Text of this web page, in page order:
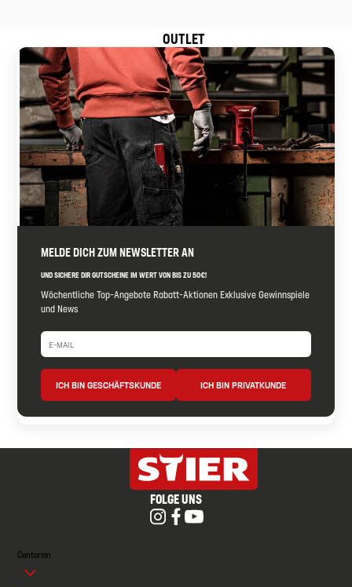
OUTLET
MELDE DICH ZUM NEWSLETTER AN
UND SICHERE DIR GUTSCHEINE IM WERT VON BIS ZU 50€!
Wöchentliche Top-Angebote Rabatt-Aktionen Exklusive Gewinnspiele
und News
ICH BIN GESCHÄFTSKUNDE ICH BIN PRIVATKUNDE
FOLGE UNS
Contorion